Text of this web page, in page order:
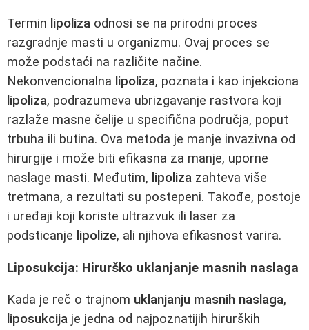
Termin lipoliza odnosi se na prirodni proces
razgradnje masti u organizmu. Ovaj proces se
može podstaći na različite načine.
Nekonvencionalna lipoliza, poznata i kao injekciona
lipoliza, podrazumeva ubrizgavanje rastvora koji
razlaže masne čelije u specifična područja, poput
trbuha ili butina. Ova metoda je manje invazivna od
hirurgije i može biti efikasna za manje, uporne
naslage masti. Međutim, lipoliza zahteva više
tretmana, a rezultati su postepeni. Takođe, postoje
i uređaji koji koriste ultrazvuk ili laser za
podsticanje lipolize, ali njihova efikasnost varira.
Liposukcija: Hirurško uklanjanje masnih naslaga
Kada je reč o trajnom uklanjanju masnih naslaga,
liposukcija je jedna od najpoznatijih hirurških